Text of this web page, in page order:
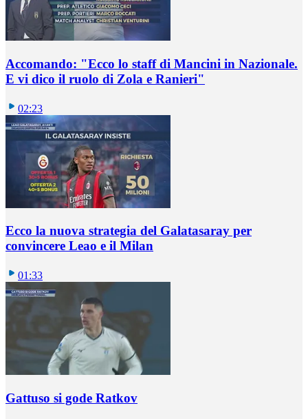
Accomando: "Ecco lo staff di Mancini in Nazionale.
E vi dico il ruolo di Zola e Ranieri"
02:23
Ecco la nuova strategia del Galatasaray per
convincere Leao e il Milan
01:33
Gattuso si gode Ratkov